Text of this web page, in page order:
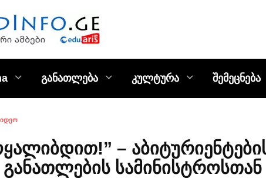
განათლება კულტურა შემეცნება
–
განათლების სამინისტროსთან